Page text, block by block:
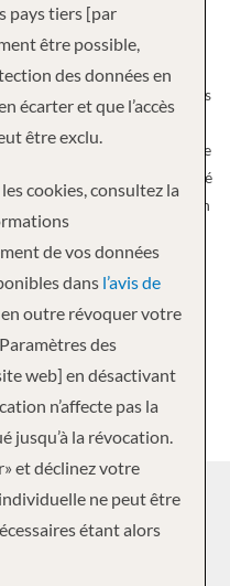
il y a de fortes chances que
En pleine croissance depuis
Line – » la ligne de
» – transporte désormais des
navire le plus récent est le
en décembre 2019. Cette
Radiance™ transformé
la donne. Et bien qu’il soit un
déjà du Carnival
d’une famille de
qui comprend
Cruises, Holland
LINE
pays tiers [par
être possible,
des données en
écarter et que l’accès
être exclu.
cookies, consultez la
de vos données
dans l’avis de
outre révoquer votre
des
web] en désactivant
n’affecte pas la
jusqu’à la révocation.
et déclinez votre
ne peut être
étant alors